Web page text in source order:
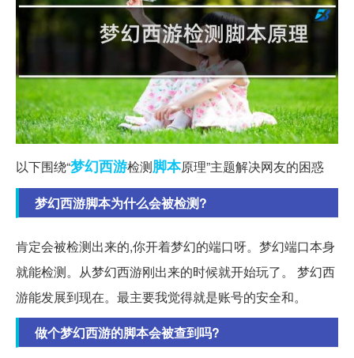
以下围绕“梦幻西游检测脚本原理”主题解决网友的困惑
梦幻西游脚本为什么会被检测?
肯定会被检测出来的,你开着梦幻的端口呀。梦幻端口本身
就能检测。从梦幻西游刚出来的时候就开始玩了。 梦幻西
游能发展到现在。最主要我觉得就是账号的安全和。
做个梦幻西游的脚本会被查到吗?